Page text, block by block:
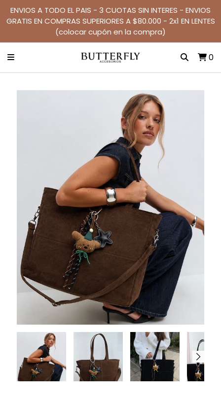
ENVIOS A TODO EL PAIS - 3 CUOTAS SIN INTERES - ENVIOS
GRATIS EN COMPRAS SUPERIORES A $80.000 - 2x1 EN LENTES
(colocar cupón en la compra)
0